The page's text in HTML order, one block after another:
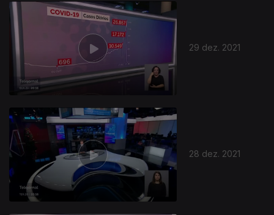
29 dez. 2021
28 dez. 2021